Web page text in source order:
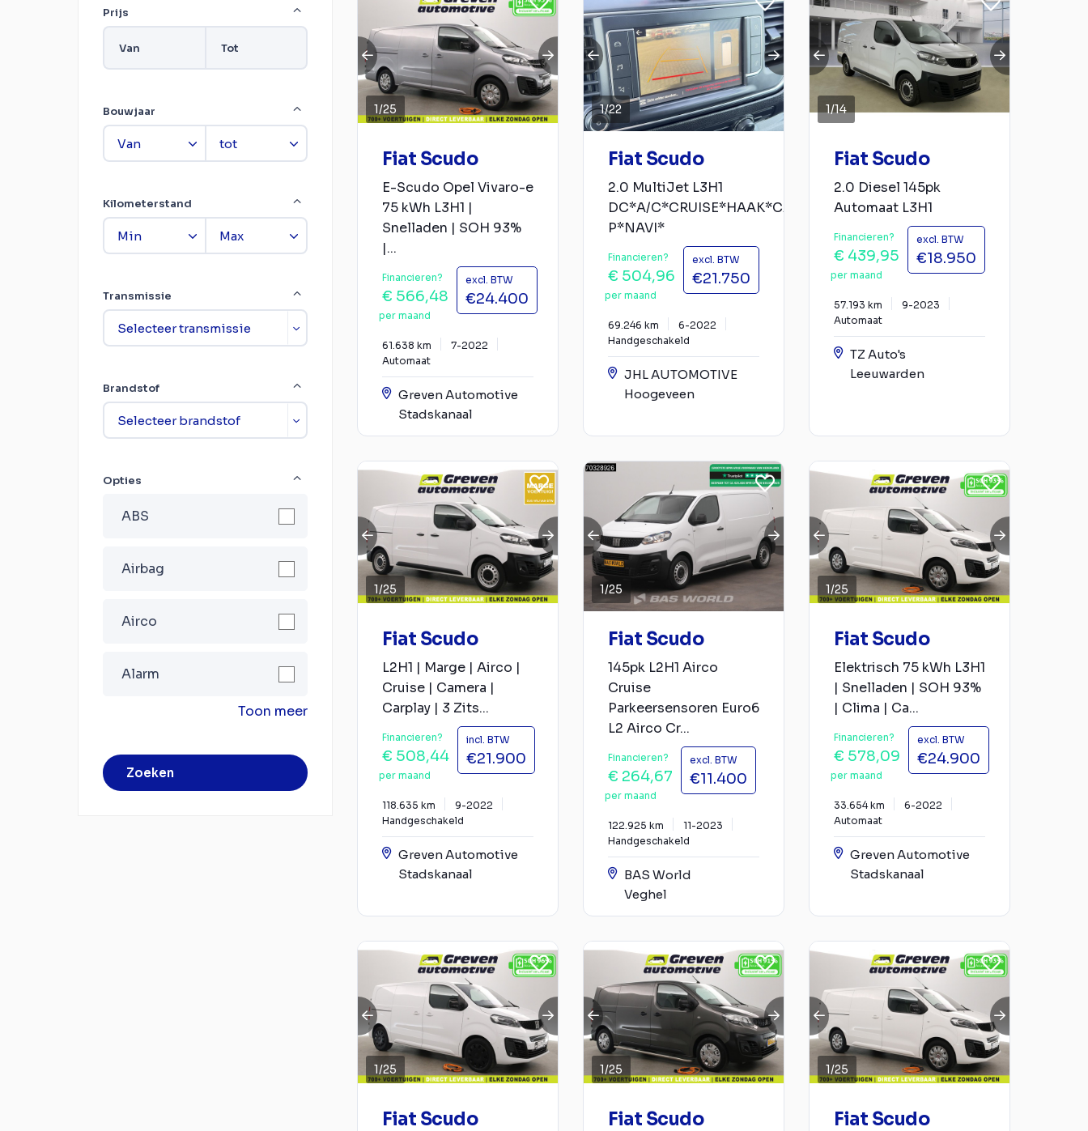
Prijs
Van Tot
Bouwjaar
Kilometerstand
Transmissie
Brandstof
Opties
ABS
Airbag
Airco
Alarm
Toon meer
Zoeken
1/25
Fiat Scudo
E-Scudo Opel Vivaro-e
75 kWh L3H1 |
Snelladen | SOH 93%
|...
Financieren?
€ 566,48
per maand
excl. BTW
€24.400
61.638 km
7-2022
Automaat
Greven Automotive
Stadskanaal
1/22
Fiat Scudo
2.0 MultiJet L3H1
DC*A/C*CRUISE*HAAK*CAM*5-
P*NAVI*
Financieren?
€ 504,96
per maand
excl. BTW
€21.750
69.246 km
6-2022
Handgeschakeld
JHL AUTOMOTIVE
Hoogeveen
1/14
Fiat Scudo
2.0 Diesel 145pk
Automaat L3H1
Financieren?
€ 439,95
per maand
excl. BTW
€18.950
57.193 km
9-2023
Automaat
TZ Auto's
Leeuwarden
1/25
Fiat Scudo
L2H1 | Marge | Airco |
Cruise | Camera |
Carplay | 3 Zits...
Financieren?
€ 508,44
per maand
incl. BTW
€21.900
118.635 km
9-2022
Handgeschakeld
Greven Automotive
Stadskanaal
1/25
Fiat Scudo
145pk L2H1 Airco
Cruise
Parkeersensoren Euro6
L2 Airco Cr...
Financieren?
€ 264,67
per maand
excl. BTW
€11.400
122.925 km
11-2023
Handgeschakeld
BAS World
Veghel
1/25
Fiat Scudo
Elektrisch 75 kWh L3H1
| Snelladen | SOH 93%
| Clima | Ca...
Financieren?
€ 578,09
per maand
excl. BTW
€24.900
33.654 km
6-2022
Automaat
Greven Automotive
Stadskanaal
1/25
Fiat Scudo
1/25
Fiat Scudo
1/25
Fiat Scudo